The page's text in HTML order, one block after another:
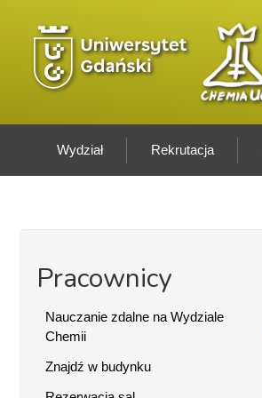
Wydział Rekrutacja
Pracownicy
Nauczanie zdalne na Wydziale
Chemii
Znajdź w budynku